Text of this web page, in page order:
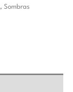
, Sombras